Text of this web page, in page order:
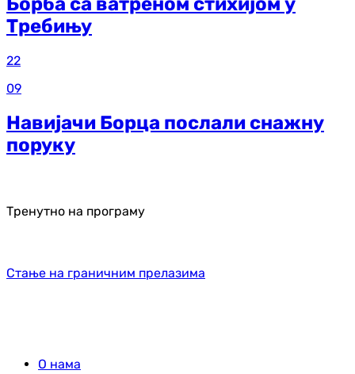
Требињу
22
09
Навијачи Борца послали снажну
поруку
Тренутно на програму
Стање на граничним прелазима
О нама